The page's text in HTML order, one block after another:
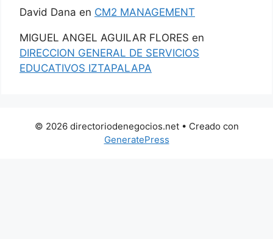
David Dana en CM2 MANAGEMENT
MIGUEL ANGEL AGUILAR FLORES en
DIRECCION GENERAL DE SERVICIOS
EDUCATIVOS IZTAPALAPA
© 2026 directoriodenegocios.net• Creado con
GeneratePress